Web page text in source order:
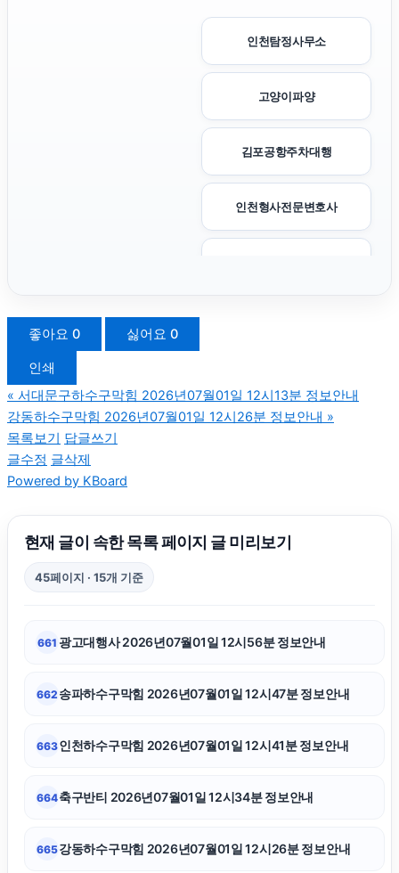
인천탐정사무소
고양이파양
김포공항주차대행
인천형사전문변호사
광진하수구막힘
서초이혼전문변호사
용인이혼변호사
수원변호사
좋아요 0 싫어요 0
인쇄
« 서대문구하수구막힘 2026년07월01일 12시13분 정보안내
강동하수구막힘 2026년07월01일 12시26분 정보안내 »
목록보기 답글쓰기
글수정 글삭제
Powered by KBoard
현재 글이 속한 목록 페이지 글 미리보기
45페이지 · 15개 기준
661 광고대행사 2026년07월01일 12시56분 정보안내
662 송파하수구막힘 2026년07월01일 12시47분 정보안내
663인천하수구막힘 2026년07월01일 12시41분 정보안내
664축구반티 2026년07월01일 12시34분 정보안내
665강동하수구막힘 2026년07월01일 12시26분 정보안내